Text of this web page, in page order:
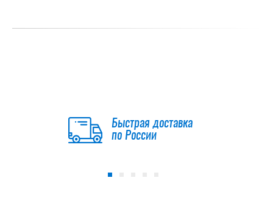
Быстрая доставка
по России